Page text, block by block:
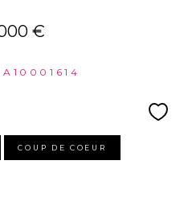
€
COUP DE COEUR